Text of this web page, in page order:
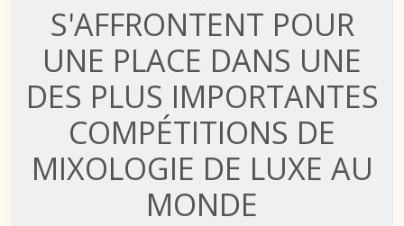
S'AFFRONTENT POUR
UNE PLACE DANS UNE
DES PLUS IMPORTANTES
COMPÉTITIONS DE
MIXOLOGIE DE LUXE AU
MONDE